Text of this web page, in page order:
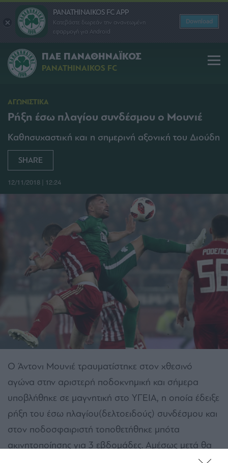
PANATHINAIKOS FC APP
Κατεβάστε δωρεάν την ανανεωμένη
εφαρμογή για Android
Download
ΠΑΕ ΠΑΝΑΘΗΝΑΪΚΟΣ
PANATHINAIKOS FC
ΑΓΩΝΙΣΤΙΚΑ
Ρήξη έσω πλαγίου συνδέσμου ο Μουνιέ
Καθησυχαστική και η σημερινή αξονική του Διούδη
SHARE
12/11/2018 | 12:24
O Άντονι Μουνιέ τραυματίστηκε στον χθεσινό
αγώνα στην αριστερή ποδοκνημική και σήμερα
υποβλήθηκε σε μαγνητική στο ΥΓΕΙΑ, η οποία έδειξε
ρήξη του έσω πλαγίου(δελτοειδούς) συνδέσμου και
στον ποδοσφαιριστή τοποθετήθηκε μπότα
ακινητοποίησης για 3 εβδομάδες. Αμέσως μετά θα